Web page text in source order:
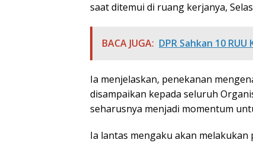
saat ditemui di ruang kerjanya,
BACA JUGA: DPR Sahkan 10
Ia menjelaskan, penekanan
disampaikan kepada seluruh
seharusnya menjadi momentum
Ia lantas mengaku akan melakukan